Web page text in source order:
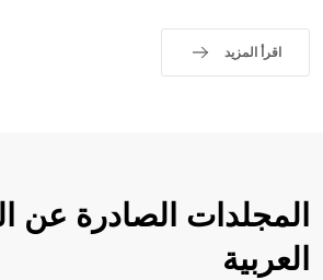
اقرأ المزيد
المجلدات الصادرة عن
العربية